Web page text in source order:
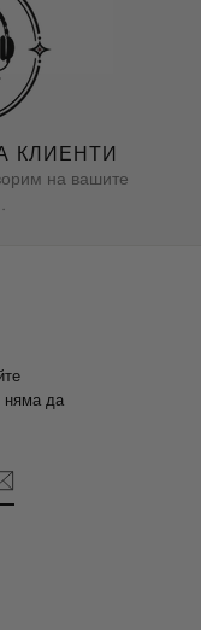
КЛИЕНТИ
на вашите
няма да